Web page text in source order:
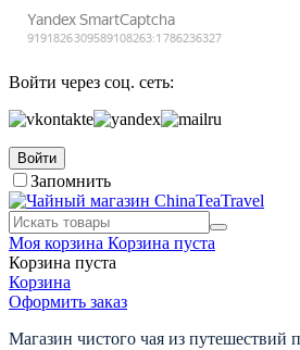
Войти через соц. сеть:
Войти
Запомнить
Моя корзина Корзина пуста
Корзина пуста
Корзина
Оформить заказ
Магазин чистого чая из путешествий